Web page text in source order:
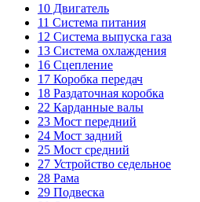
10 Двигатель
11 Система питания
12 Система выпуска газа
13 Система охлаждения
16 Сцепление
17 Коробка передач
18 Раздаточная коробка
22 Карданные валы
23 Мост передний
24 Мост задний
25 Мост средний
27 Устройство седельное
28 Рама
29 Подвеска